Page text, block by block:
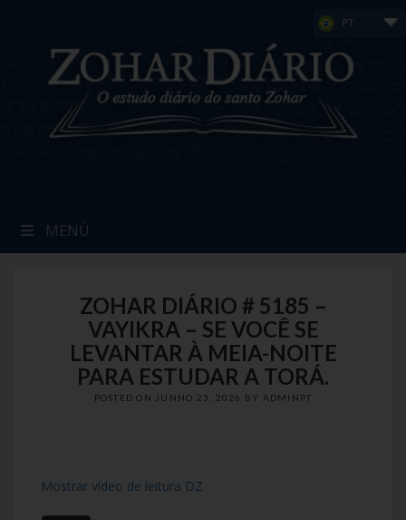
PT
MENÚ
ZOHAR DIÁRIO # 5185 –
VAYIKRA – SE VOCÊ SE
LEVANTAR À MEIA-NOITE
PARA ESTUDAR A TORÁ.
POSTED ON JUNHO 23, 2026 BY ADMINPT
Mostrar vídeo de leitura DZ